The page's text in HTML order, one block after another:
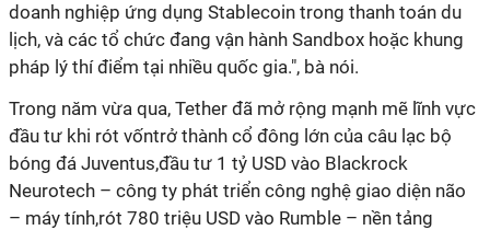
doanh nghiệp ứng dụng Stablecoin trong thanh toán du
lịch, và các tổ chức đang vận hành Sandbox hoặc khung
pháp lý thí điểm tại nhiều quốc gia.", bà nói.
Trong năm vừa qua, Tether đã mở rộng mạnh mẽ lĩnh vực
đầu tư khi rót vốntrở thành cổ đông lớn của câu lạc bộ
bóng đá Juventus,đầu tư 1 tỷ USD vào Blackrock
Neurotech – công ty phát triển công nghệ giao diện não
– máy tính,rót 780 triệu USD vào Rumble – nền tảng